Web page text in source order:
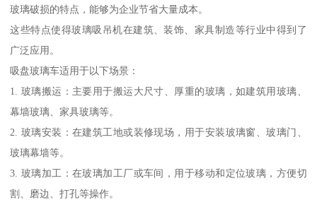
玻璃破损的特点，能够为企业节省大量成本。
这些特点使得玻璃吸吊机在建筑、装饰、家具制造等行业中得到了
广泛应用。
吸盘玻璃车适用于以下场景：
1. 玻璃搬运：主要用于搬运大尺寸、厚重的玻璃，如建筑用玻璃、
幕墙玻璃、家具玻璃等。
2. 玻璃安装：在建筑工地或装修现场，用于安装玻璃窗、玻璃门、
玻璃幕墙等。
3. 玻璃加工：在玻璃加工厂或车间，用于移动和定位玻璃，方便切
割、磨边、打孔等操作。